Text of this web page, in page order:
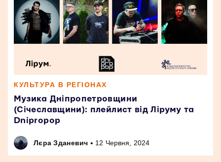
КУЛЬТУРА В РЕГІОНАХ
Музика Дніпропетровщини
(Січеславщини): плейлист від Ліруму та
Dnipropop
Лєра Зданевич • 12 Червня, 2024